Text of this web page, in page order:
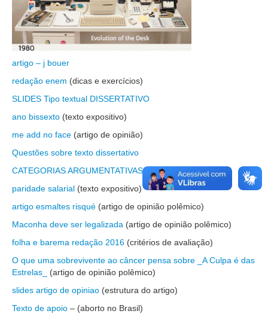
artigo – j bouer
redação enem (dicas e exercícios)
SLIDES Tipo textual DISSERTATIVO
ano bissexto (texto expositivo)
me add no face (artigo de opinião)
Questões sobre texto dissertativo
CATEGORIAS ARGUMENTATIVAS
paridade salarial (texto expositivo)
artigo esmaltes risqué (artigo de opinião polêmico)
Maconha deve ser legalizada (artigo de opinião polêmico)
folha e barema redação 2016 (critérios de avaliação)
O que uma sobrevivente ao câncer pensa sobre _A Culpa é das
Estrelas_
(artigo de opinião polêmico)
slides artigo de opiniao (estrutura do artigo)
Texto de apoio – (aborto no Brasil)